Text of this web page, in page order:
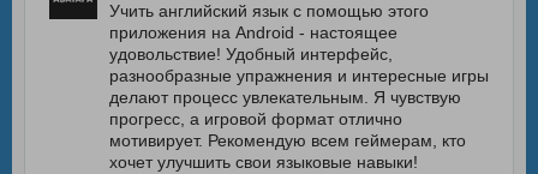
Учить английский язык с помощью этого
приложения на Android - настоящее
удовольствие! Удобный интерфейс,
разнообразные упражнения и интересные игры
делают процесс увлекательным. Я чувствую
прогресс, а игровой формат отлично
мотивирует. Рекомендую всем геймерам, кто
хочет улучшить свои языковые навыки!